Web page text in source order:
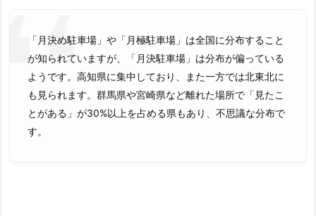
「月決め駐車場」や「月極駐車場」は全国に分布すること
が知られていますが、「月決駐車場」は分布が偏っている
ようです。高知県に集中しており、また一方では北東北に
も見られます。群馬県や宮崎県など離れた場所で「見たこ
とがある」が30%以上を占める県もあり、不思議な分布で
す。